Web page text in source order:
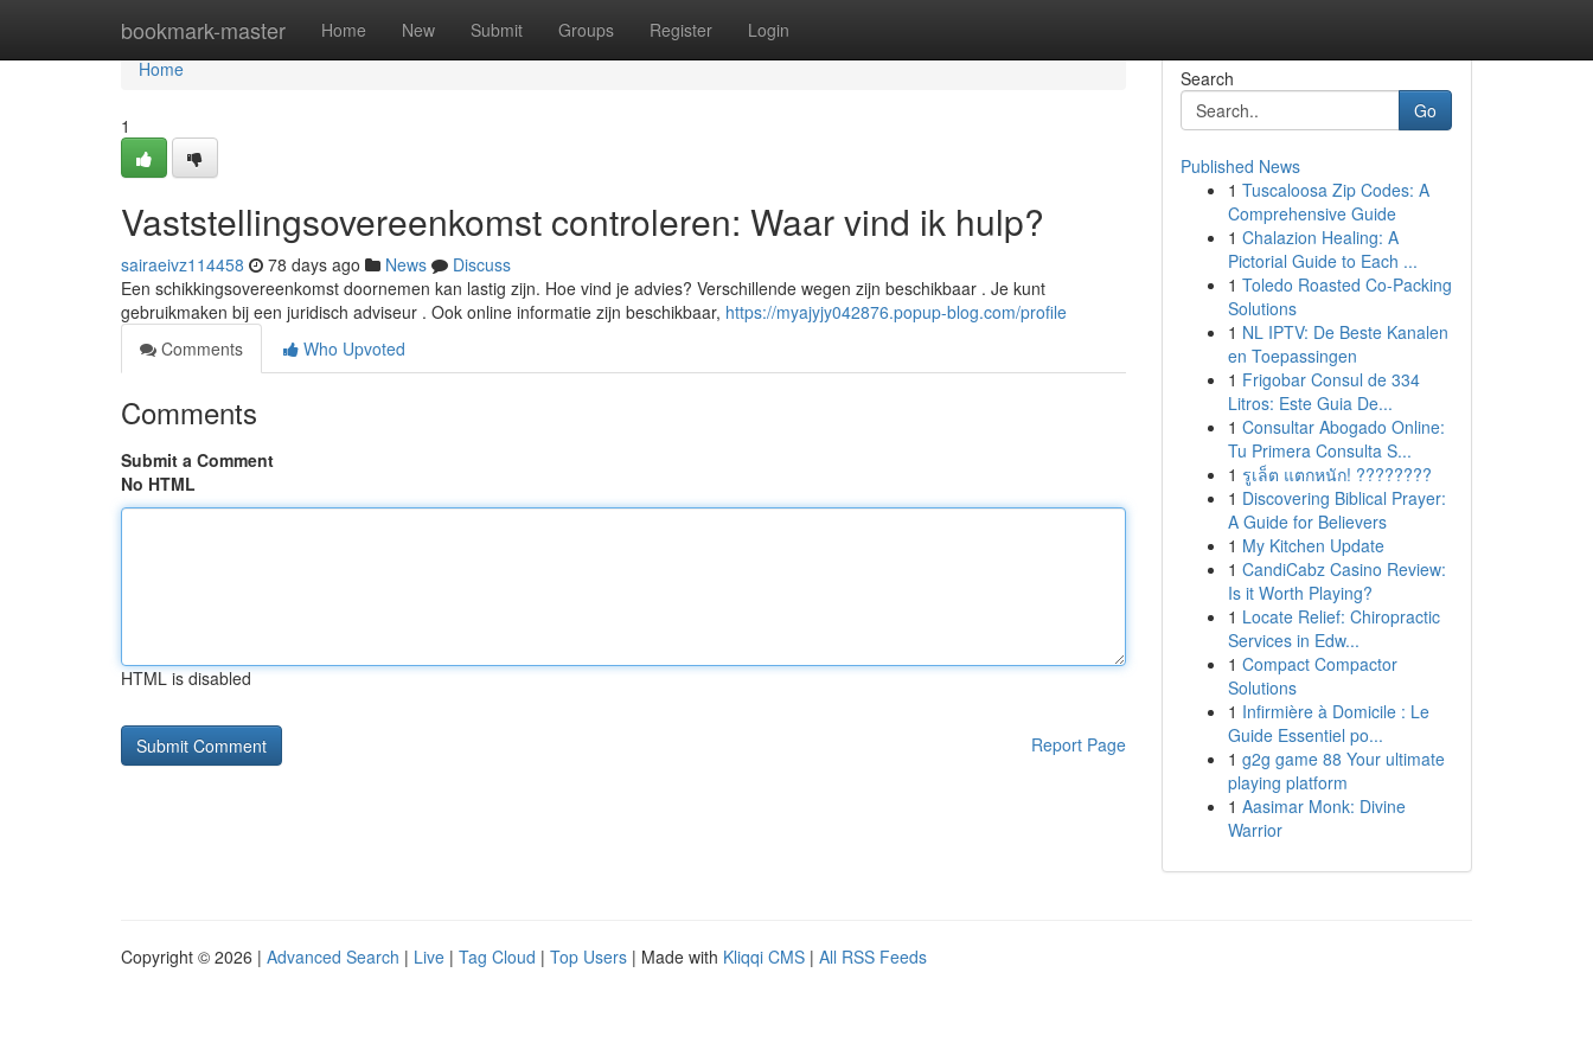
bookmark-master Home New Submit Groups Register Login
Home
Home
1
Vaststellingsovereenkomst controleren: Waar vind ik hulp?
sairaeivz114458 78 days ago News
Discuss
Een schikkingsovereenkomst doornemen kan lastig zijn. Hoe vind je advies? Verschillende wegen zijn beschikbaar . Je kunt
gebruikmaken bij een juridisch adviseur . Ook online informatie zijn beschikbaar, https://myajyjy042876.popup-blog.com/profile
Comments
Who Upvoted
Comments
Submit a Comment
No HTML
HTML is disabled
Report Page
Search
Go
Published News
1 Tuscaloosa Zip Codes: A
Comprehensive Guide
1 Chalazion Healing: A
Pictorial Guide to Each ...
1 Toledo Roasted Co-Packing
Solutions
1 NL IPTV: De Beste Kanalen
en Toepassingen
1 Frigobar Consul de 334
Litros: Este Guia De...
1 Consultar Abogado Online:
Tu Primera Consulta S...
1 รูเล็ต แตกหนัก! ????????
1 Discovering Biblical Prayer:
A Guide for Believers
1 My Kitchen Update
1 CandiCabz Casino Review:
Is it Worth Playing?
1 Locate Relief: Chiropractic
Services in Edw...
1 Compact Compactor
Solutions
1 Infirmière à Domicile : Le
Guide Essentiel po...
1 g2g game 88 Your ultimate
playing platform
1 Aasimar Monk: Divine
Warrior
Copyright © 2026 | Advanced Search | Live | Tag Cloud | Top Users | Made with Kliqqi CMS | All RSS Feeds